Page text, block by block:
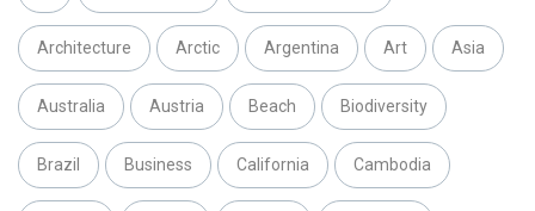
Architecture Arctic Argentina Art Asia
Australia Austria Beach Biodiversity
Brazil Business California Cambodia